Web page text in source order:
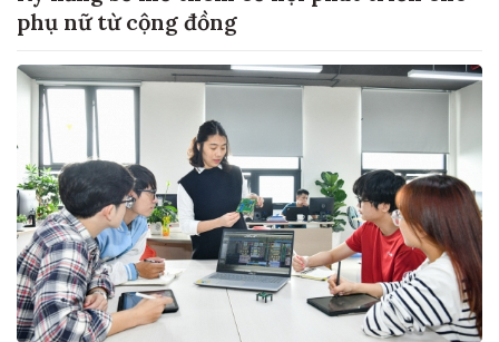
phụ nữ từ cộng đồng